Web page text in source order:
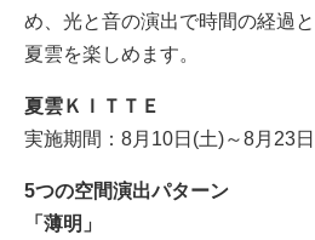
め、光と音の演出で時間の経過
夏雲を楽しめます。
夏雲ＫＩＴＴＥ
実施期間：8月10日(土)～8月23
5つの空間演出パターン
「薄明」